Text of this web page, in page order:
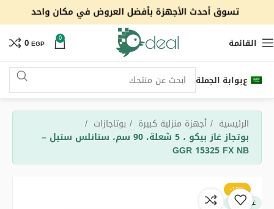
القائمة 0
0EGP
عبوابة الجملة
الرئيسية أجهزة منزلية كبيرة
بوتاجازات
بوتجاز غاز بيكو ، 5 شعلة، 90 سم، ستانلس ستيل –
GGR 15325 FX NB
-10%
غير متوفر